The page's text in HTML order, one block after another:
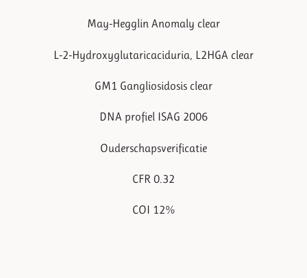
May-Hegglin Anomaly clear
L-2-Hydroxyglutaricaciduria, L2HGA clear
GM1 Gangliosidosis clear
DNA profiel ISAG 2006
Ouderschapsverificatie
CFR 0.32
COI 12%